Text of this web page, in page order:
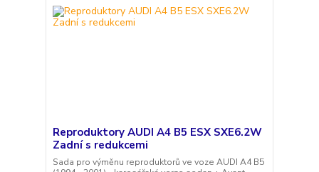
Reproduktory AUDI A4 B5 ESX SXE6.2W
Zadní s redukcemi
Sada pro výměnu reproduktorů ve voze AUDI A4 B5